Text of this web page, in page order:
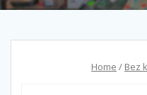
Home / Bez